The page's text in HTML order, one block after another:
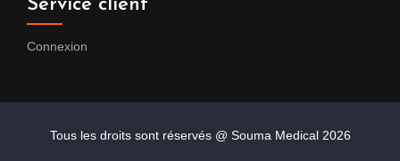
Service client
Connexion
Tous les droits sont réservés @ Souma Medical 2026